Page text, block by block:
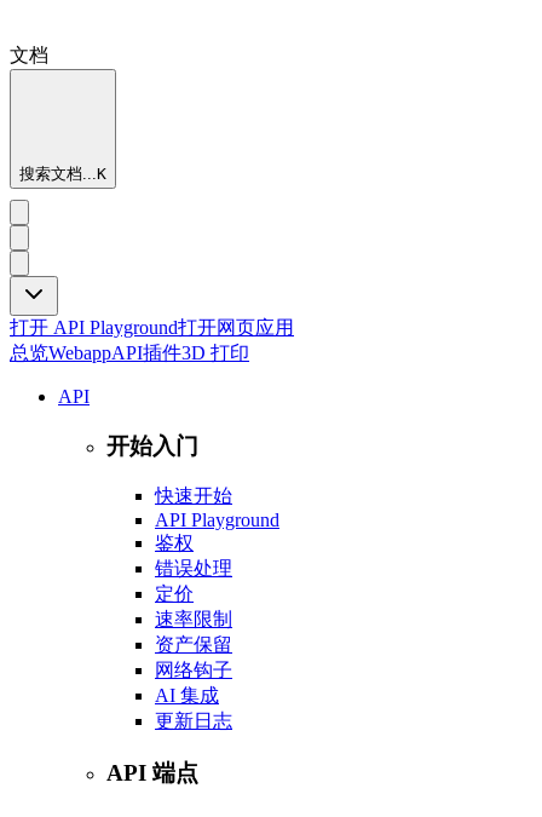
文档
搜索文档...K
打开 API Playground打开网页应用
总览WebappAPI插件3D 打印
API
开始入门
快速开始
API Playground
鉴权
错误处理
定价
速率限制
资产保留
网络钩子
AI 集成
更新日志
API 端点